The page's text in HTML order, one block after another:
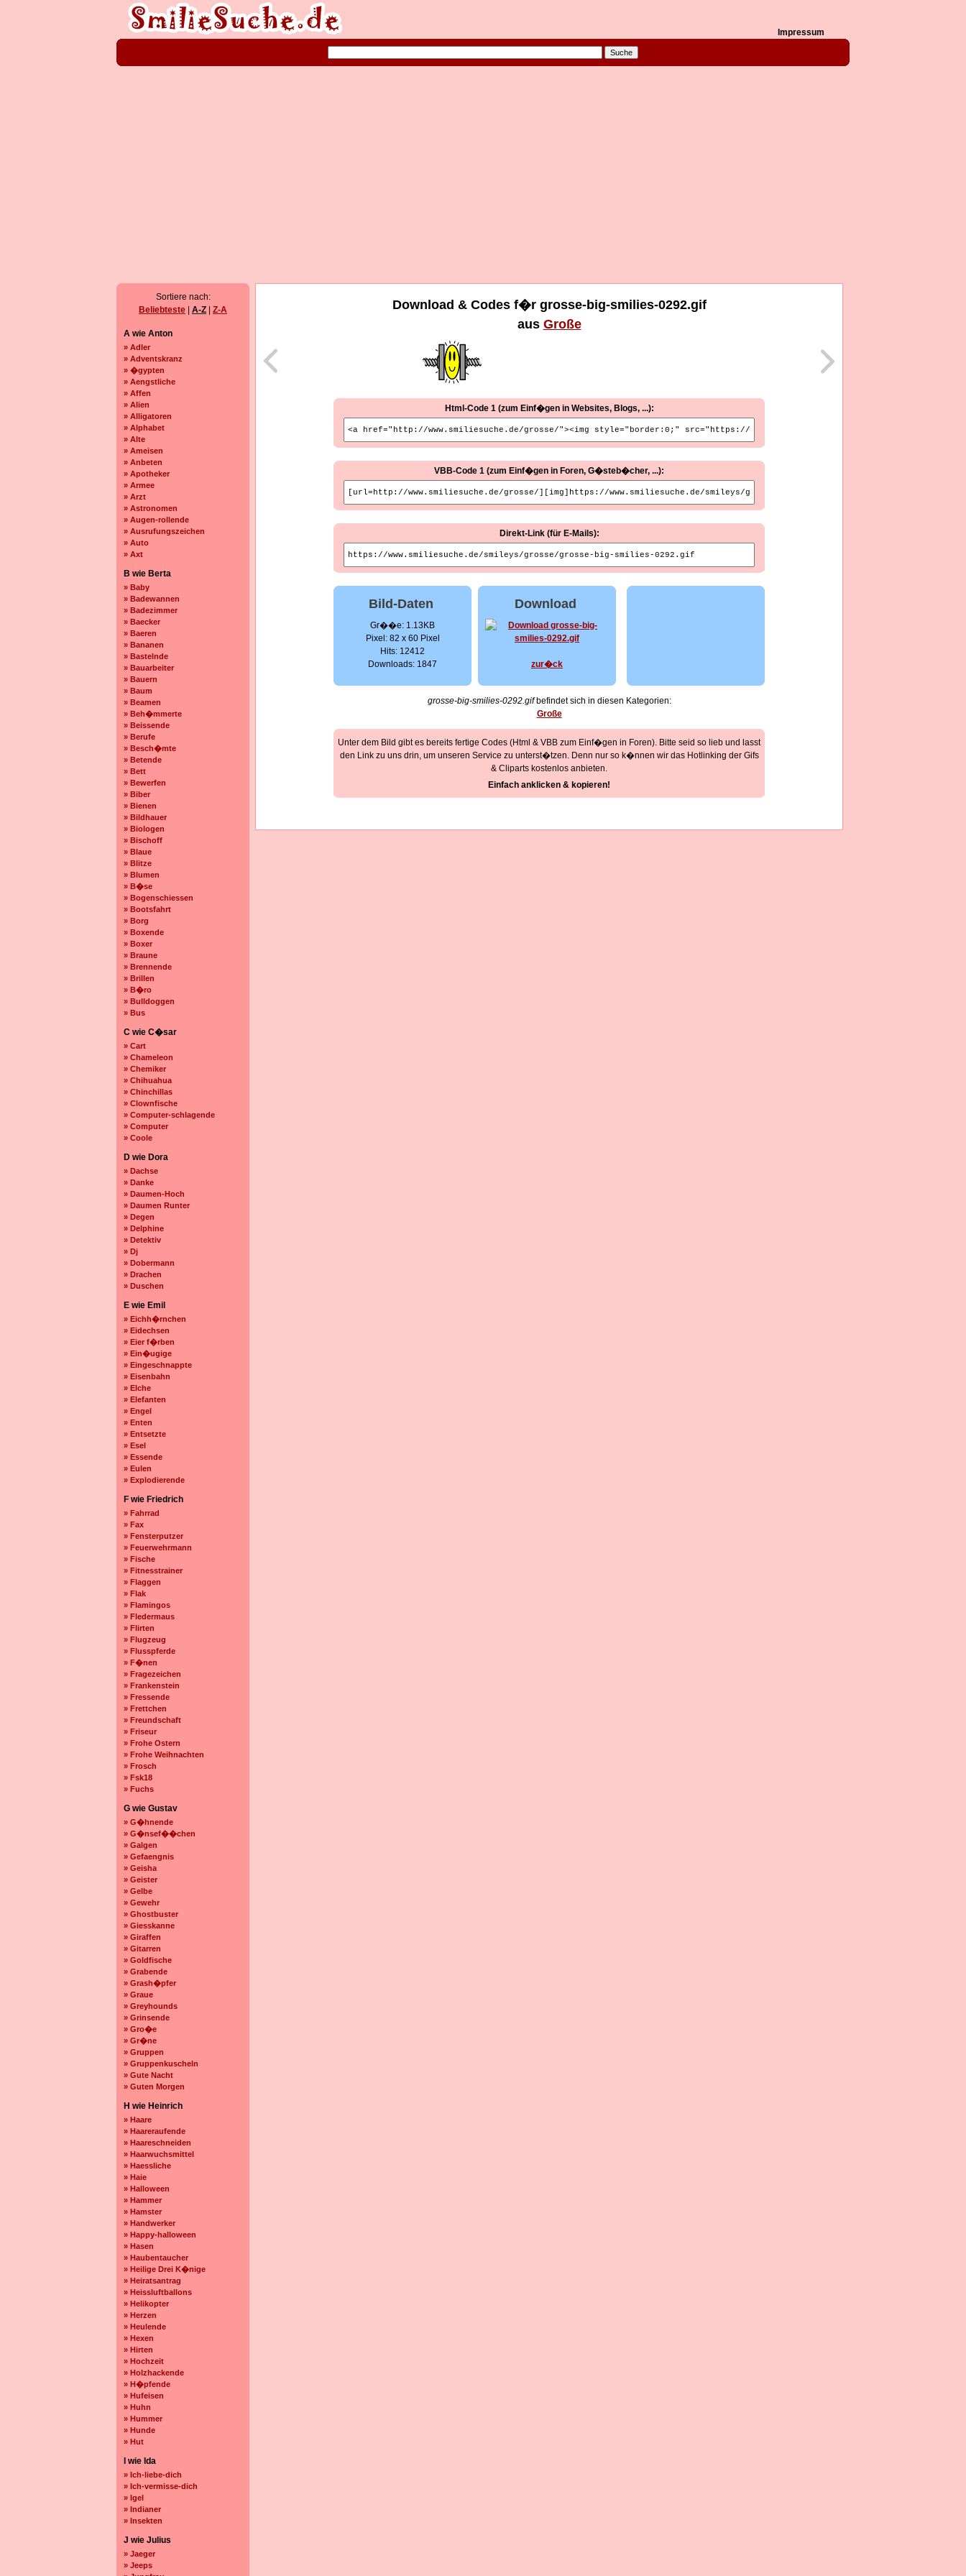
Impressum
Sortiere nach:
Beliebteste
A-Z Z-A
A wie Anton
» Adler
» Adventskranz
» �gypten
» Aengstliche
» Affen
» Alien
» Alligatoren
» Alphabet
» Alte
» Ameisen
» Anbeten
» Apotheker
» Armee
» Arzt
» Astronomen
» Augen-rollende
» Ausrufungszeichen
» Auto
» Axt
B wie Berta
» Baby
» Badewannen
» Badezimmer
» Baecker
» Baeren
» Bananen
» Bastelnde
» Bauarbeiter
» Bauern
» Baum
» Beamen
» Beh�mmerte
» Beissende
» Berufe
» Besch�mte
» Betende
» Bett
» Bewerfen
» Biber
» Bienen
» Bildhauer
» Biologen
» Bischoff
» Blaue
» Blitze
» Blumen
» B�se
» Bogenschiessen
» Bootsfahrt
» Borg
» Boxende
» Boxer
» Braune
» Brennende
» Brillen
» B�ro
» Bulldoggen
» Bus
C wie C�sar
» Cart
» Chameleon
» Chemiker
» Chihuahua
» Chinchillas
» Clownfische
» Computer-schlagende
» Computer
» Coole
D wie Dora
» Dachse
» Danke
» Daumen-Hoch
» Daumen Runter
» Degen
» Delphine
» Detektiv
» Dj
» Dobermann
» Drachen
» Duschen
E wie Emil
» Eichh�rnchen
» Eidechsen
» Eier f�rben
» Ein�ugige
» Eingeschnappte
» Eisenbahn
» Elche
» Elefanten
» Engel
» Enten
» Entsetzte
» Esel
» Essende
» Eulen
» Explodierende
F wie Friedrich
» Fahrrad
» Fax
» Fensterputzer
» Feuerwehrmann
» Fische
» Fitnesstrainer
» Flaggen
» Flak
» Flamingos
» Fledermaus
» Flirten
» Flugzeug
» Flusspferde
» F�nen
» Fragezeichen
» Frankenstein
» Fressende
» Frettchen
» Freundschaft
» Friseur
» Frohe Ostern
» Frohe Weihnachten
» Frosch
» Fsk18
» Fuchs
G wie Gustav
» G�hnende
» G�nsef��chen
» Galgen
» Gefaengnis
» Geisha
» Geister
» Gelbe
» Gewehr
» Ghostbuster
» Giesskanne
» Giraffen
» Gitarren
» Goldfische
» Grabende
» Grash�pfer
» Graue
» Greyhounds
» Grinsende
» Gro�e
» Gr�ne
» Gruppen
» Gruppenkuscheln
» Gute Nacht
» Guten Morgen
H wie Heinrich
» Haare
» Haareraufende
» Haareschneiden
» Haarwuchsmittel
» Haessliche
» Haie
» Halloween
» Hammer
» Hamster
» Handwerker
» Happy-halloween
» Hasen
» Haubentaucher
» Heilige Drei K�nige
» Heiratsantrag
» Heissluftballons
» Helikopter
» Herzen
» Heulende
» Hexen
» Hirten
» Hochzeit
» Holzhackende
» H�pfende
» Hufeisen
» Huhn
» Hummer
» Hunde
» Hut
I wie Ida
» Ich-liebe-dich
» Ich-vermisse-dich
» Igel
» Indianer
» Insekten
J wie Julius
» Jaeger
» Jeeps
Download & Codes f�r grosse-big-smilies-0292.gif
aus Große
Html-Code 1 (zum Einf�gen in Websites, Blogs, ...):
VBB-Code 1 (zum Einf�gen in Foren, G�steb�cher, ...):
Direkt-Link (für E-Mails):
Bild-Daten
Gr��e: 1.13KB
Pixel: 82 x 60 Pixel
Hits: 12412
Downloads: 1847
Download
zur�ck
grosse-big-smilies-0292.gifbefindet sich in diesen Kategorien:
Große
Unter dem Bild gibt es bereits fertige Codes (Html & VBB zum Einf�gen in Foren). Bitte seid so lieb und lasst
den Link zu uns drin, um unseren Service zu unterst�tzen. Denn nur so k�nnen wir das Hotlinking der Gifs
& Cliparts kostenlos anbieten.
Einfach anklicken & kopieren!